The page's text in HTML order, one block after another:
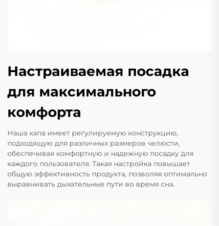
Настраиваемая посадка
для максимального
комфорта
Наша капа имеет регулируемую конструкцию,
подходящую для различных размеров челюсти,
обеспечивая комфортную и надежную посадку для
каждого пользователя. Такая настройка повышает
общую эффективность продукта, позволяя оптимально
выравнивать дыхательные пути во время сна.